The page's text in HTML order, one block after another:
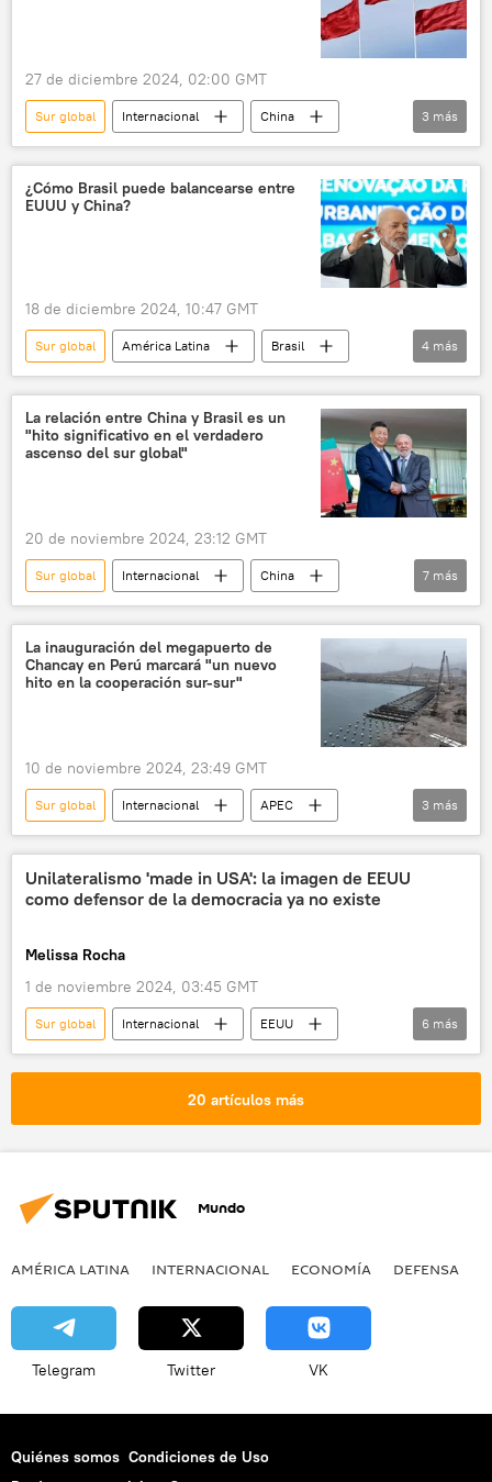
27 de diciembre 2024, 02:00 GMT
Sur global Internacional
China
política
seguridad Rusia
3 más
¿Cómo Brasil puede balancearse entre
EUUU y China?
18 de diciembre 2024, 10:47 GMT
Sur global América Latina
Brasil
💬 Opinión y Análisis
Donald Trump
política
G20
4 más
La relación entre China y Brasil es un
"hito significativo en el verdadero
ascenso del sur global"
20 de noviembre 2024, 23:12 GMT
Sur global Internacional
China
Brasil
BRICS
📈 Mercados y finanzas
Xi Jinping
Global Times
Palacio de la Alvorada
política
7 más
La inauguración del megapuerto de
Chancay en Perú marcará "un nuevo
hito en la cooperación sur-sur"
10 de noviembre 2024, 23:49 GMT
Sur global Internacional
APEC
China
Perú océano Pacífico
3 más
Unilateralismo 'made in USA': la imagen de EEUU
como defensor de la democracia ya no existe
Melissa Rocha
1 de noviembre 2024, 03:45 GMT
Sur global Internacional
EEUU
George W. Bush
Ronald Reagan
Organización Mundial del Comercio (OMC)
💬 Opinión y Análisis
6 más
20 artículos más
Mundo
AMÉRICA LATINA INTERNACIONAL ECONOMÍA DEFENSA
Telegram Twitter VK
Quiénes somos Condiciones de Uso